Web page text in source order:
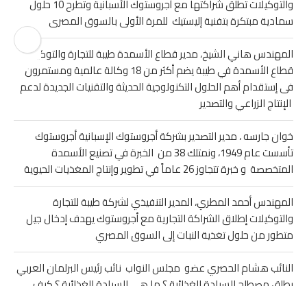
والتوكيلات تطلق شراكتها مع أجروستوك الأسبانية وتطرح 10 حلول
سمادية مبتكرة بتفنية إليستيك للمرة الأولى بالسوق المصرى
المهندس هاني الشيخ، مدير قطاع الأسمدة طيبة للتجارة والتوكيلات
قطاع الأسمدة في طيبة يضم أكثر من 18 وكالة عالمية ومستمرون
فى إستقدام أهم الحلول التكنولوجية الحديثة والتقنيات الجديدة لدعم
الإنتاج الزراعي والتصدير
خوان جارسه ، مدير التصدير بشركة أجروستوك الإسبانية أجروستوك
تأسست عام 1949، ونمتلك 38 من الخبرة في تصنيع الأسمدة
المتخصصة و خبرة تتجاوز 26 عاماً في تطوير وإنتاج المغذيات الحيوية
المهندس أحمد المطري، المدير التنفيذي لشركة طيبة للتجارة
والتوكيلات إطلاق الشراكة التجارية مع أجروستوك يهدف إدخال جيل
متطور من حلول تغذية النبات إلى السوق المصري
النائب هشام الحصري عضو مجلس النواب نائب رئيس البرلمان العربي